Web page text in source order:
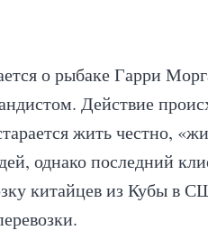
о рыбаке Гарри
Действие
жить честно,
однако последний
китайцев из Кубы в